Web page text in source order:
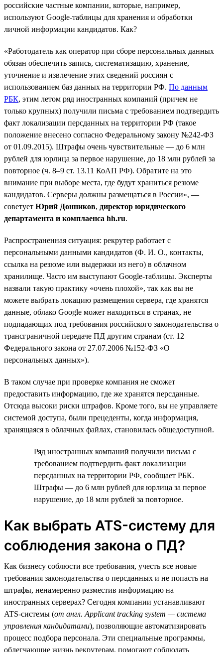
российские частные компании, которые, например,
используют Google-таблицы для хранения и обработки
личной информации кандидатов. Как?
«Работодатель как оператор при сборе персональных данных
обязан обеспечить запись, систематизацию, хранение,
уточнение и извлечение этих сведений россиян с
использованием баз данных на территории РФ. По данным
РБК, этим летом ряд иностранных компаний (причем не
только крупных) получили письма с требованием подтвердить
факт локализации персданных на территории РФ (такое
положение внесено согласно Федеральному закону №242-ФЗ
от 01.09.2015). Штрафы очень чувствительные — до 6 млн
рублей для юрлица за первое нарушение, до 18 млн рублей за
повторное (ч. 8–9 ст. 13.11 КоАП РФ). Обратите на это
внимание при выборе места, где будут храниться резюме
кандидатов. Серверы должны размещаться в России», —
советует Юрий Донников, директор юридического
департамента и комплаенса hh.ru.
Распространенная ситуация: рекрутер работает с
персональными данными кандидатов (Ф. И. О., контакты,
ссылка на резюме или выдержки из него) в облачном
хранилище. Часто им выступают Google-таблицы. Эксперты
назвали такую практику «очень плохой», так как вы не
можете выбрать локацию размещения сервера, где хранятся
данные, облако Google может находиться в странах, не
подпадающих под требования российского законодательства о
трансграничной передаче ПД другим странам (ст. 12
Федерального закона от 27.07.2006 №152-ФЗ «О
персональных данных»).
В таком случае при проверке компания не сможет
предоставить информацию, где же хранятся персданные.
Отсюда высоки риски штрафов. Кроме того, вы не управляете
системой доступа, были прецеденты, когда информация,
хранящаяся в облачных файлах, становилась общедоступной.
Ряд иностранных компаний получили письма с
требованием подтвердить факт локализации
персданных на территории РФ, сообщает РБК.
Штрафы — до 6 млн рублей для юрлица за первое
нарушение, до 18 млн рублей за повторное.
Как выбрать ATS-систему для
соблюдения закона о ПД?
Как бизнесу соблюсти все требования, учесть все новые
требования законодательства о персданных и не попасть на
штрафы, ненамеренно разместив информацию на
иностранных серверах? Сегодня компании устанавливают
ATS-системы (от англ. Applicant tracking system — система
управления кандидатами), позволяющие автоматизировать
процесс подбора персонала. Эти специальные программы,
облегчающие жизнь рекрутерам, помогают соблюдать